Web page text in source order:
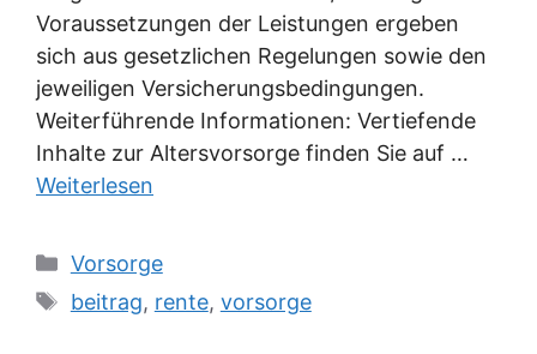
Voraussetzungen der Leistungen ergeben
sich aus gesetzlichen Regelungen sowie den
jeweiligen Versicherungsbedingungen.
Weiterführende Informationen: Vertiefende
Inhalte zur Altersvorsorge finden Sie auf …
Weiterlesen
Kategorien
Vorsorge
Schlagwörter
beitrag, rente, vorsorge